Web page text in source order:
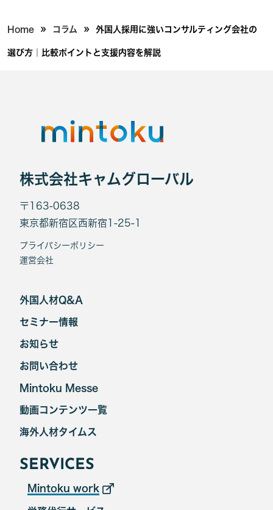
Home » コラム » 外国人採用に強いコンサルティング会社の
選び方｜比較ポイントと支援内容を解説
株式会社キャムグローバル
〒163-0638
東京都新宿区西新宿1-25-1
プライバシーポリシー
運営会社
外国人材Q&A
セミナー情報
お知らせ
お問い合わせ
Mintoku Messe
海外人材タイムス
動画コンテンツ一覧
SERVICES
Mintoku work